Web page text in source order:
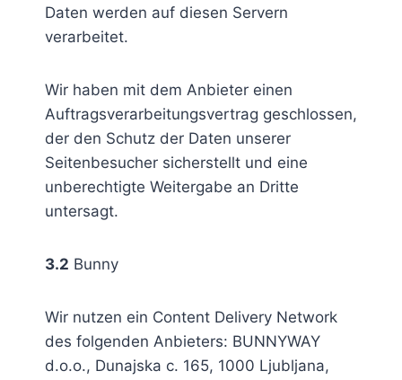
Daten werden auf diesen Servern
verarbeitet.
Wir haben mit dem Anbieter einen
Auftragsverarbeitungsvertrag geschlossen,
der den Schutz der Daten unserer
Seitenbesucher sicherstellt und eine
unberechtigte Weitergabe an Dritte
untersagt.
3.2 Bunny
Wir nutzen ein Content Delivery Network
des folgenden Anbieters: BUNNYWAY
d.o.o., Dunajska c. 165, 1000 Ljubljana,